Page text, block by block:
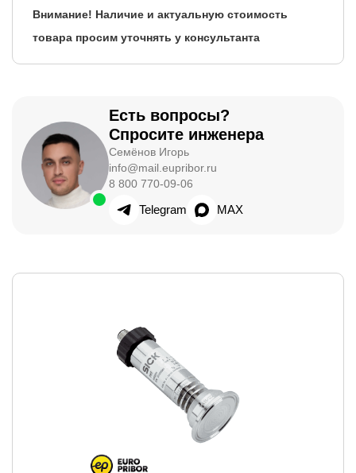
Внимание! Наличие и актуальную стоимость
товара просим уточнять у консультанта
Есть вопросы?
Спросите инженера
Семёнов Игорь
info@mail.eupribor.ru
8 800 770-09-06
Telegram MAX